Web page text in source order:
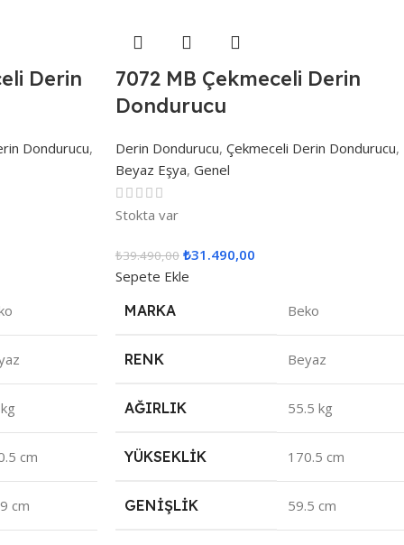
Derin
Dondurucu,
cm
cm
7072 MB Çekmeceli Derin
Dondurucu
Derin Dondurucu, Çekmeceli Derin Dondurucu,
Beyaz Eşya, Genel
Stokta var
₺39.490,00 ₺31.490,00
Sepete Ekle
MARKA
Beko
RENK Beyaz
AĞIRLIK 55.5 kg
YÜKSEKLIK 170.5 cm
GENIŞLIK 59.5 cm